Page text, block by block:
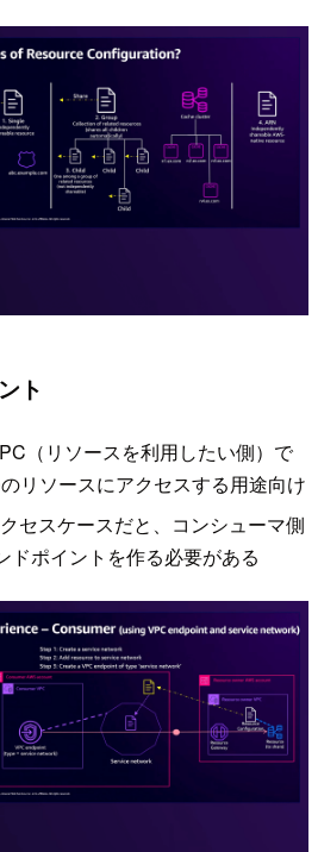
ト
（リソースを利用したい側）で
リソースにアクセスする用途向け
セスケースだと、コンシューマ側
ドポイントを作る必要がある